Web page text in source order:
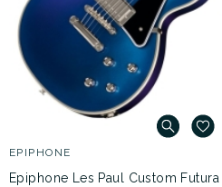
EPIPHONE
Epiphone Les Paul Custom